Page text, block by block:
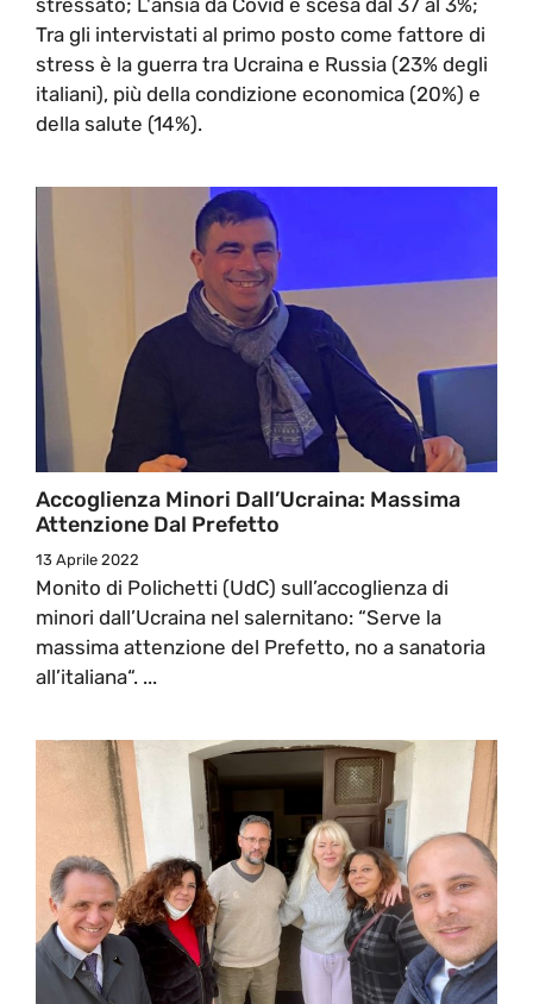
Tra gli intervistati al primo posto come fattore di
stress è la guerra tra Ucraina e Russia (23% degli
italiani), più della condizione economica (20%) e
della salute (14%).
Accoglienza Minori Dall’Ucraina: Massima
Attenzione Dal Prefetto
13 Aprile 2022
Monito di Polichetti (UdC) sull’accoglienza di
minori dall’Ucraina nel salernitano: “Serve la
massima attenzione del Prefetto, no a sanatoria
all’italiana“. ...